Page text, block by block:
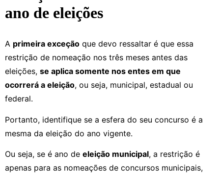
ano de eleições
A primeira exceção que devo ressaltar é que essa
restrição de nomeação nos três meses antes das
eleições, se aplica somente nos entes em que
ocorrerá a eleição, ou seja, municipal, estadual ou
federal.
Portanto, identifique se a esfera do seu concurso é a
mesma da eleição do ano vigente.
Ou seja, se é ano de eleição municipal, a restrição é
apenas para as nomeações de concursos municipais,